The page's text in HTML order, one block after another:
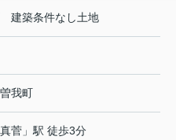
建築条件なし土地
曽我町
真菅 」駅 徒歩3分